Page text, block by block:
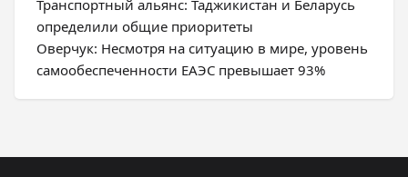
Транспортный альянс: Таджикистан и Беларусь
определили общие приоритеты
Оверчук: Несмотря на ситуацию в мире, уровень
самообеспеченности ЕАЭС превышает 93%